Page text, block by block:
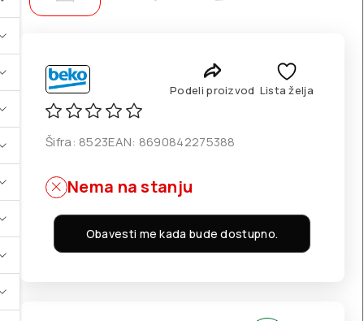
Podeli proizvod Lista želja
Šifra: 8523EAN: 8690842275388
Nema na stanju
Obavesti me kada bude dostupno.